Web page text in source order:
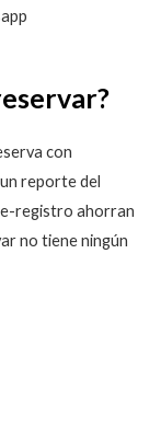
con
reporte del
registro ahorran
no tiene ningún